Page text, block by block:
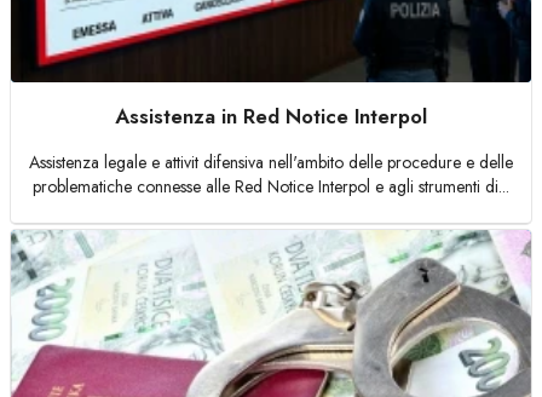
Assistenza in Red Notice Interpol
Assistenza legale e attivit difensiva nell'ambito delle procedure e delle
problematiche connesse alle Red Notice Interpol e agli strumenti di...